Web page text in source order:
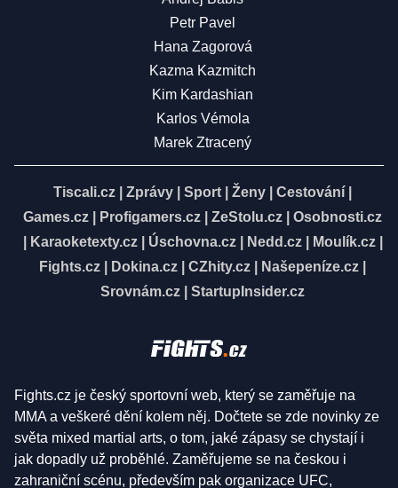
Petr Pavel
Hana Zagorová
Kazma Kazmitch
Kim Kardashian
Karlos Vémola
Marek Ztracený
Tiscali.cz Zprávy Sport Ženy Cestování
Games.cz
Profigamers.cz ZeStolu.cz
Osobnosti.cz
Karaoketexty.cz| Úschovna.cz| Nedd.cz| Moulík.cz|
Fights.cz
Dokina.cz CZhity.cz Našepeníze.cz
Srovnám.cz
StartupInsider.cz
Fights.cz je český sportovní web, který se zaměřuje na
MMA a veškeré dění kolem něj. Dočtete se zde novinky ze
světa mixed martial arts, o tom, jaké zápasy se chystají i
jak dopadly už proběhlé. Zaměřujeme se na českou i
zahraniční scénu, především pak organizace UFC,